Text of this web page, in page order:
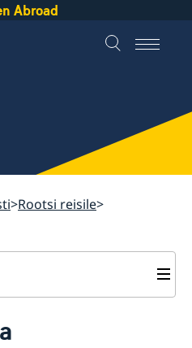
Abroad
Rootsi reisile